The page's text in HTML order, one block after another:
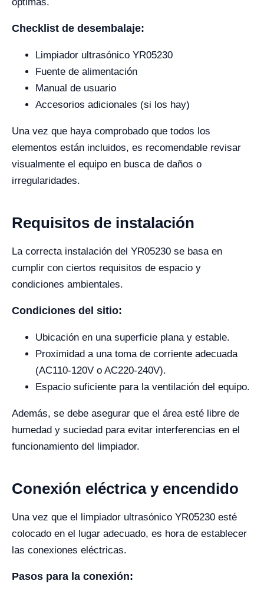
Checklist de desembalaje:
Limpiador ultrasónico YR05230
Fuente de alimentación
Manual de usuario
Accesorios adicionales (si los hay)
Una vez que haya comprobado que todos los
elementos están incluidos, es recomendable revisar
visualmente el equipo en busca de daños o
irregularidades.
Requisitos de instalación
La correcta instalación del YR05230 se basa en
cumplir con ciertos requisitos de espacio y
condiciones ambientales.
Condiciones del sitio:
Ubicación en una superficie plana y estable.
Proximidad a una toma de corriente adecuada
(AC110-120V o AC220-240V).
Espacio suficiente para la ventilación del equipo.
Además, se debe asegurar que el área esté libre de
humedad y suciedad para evitar interferencias en el
funcionamiento del limpiador.
Conexión eléctrica y encendido
Una vez que el limpiador ultrasónico YR05230 esté
colocado en el lugar adecuado, es hora de establecer
las conexiones eléctricas.
Pasos para la conexión: